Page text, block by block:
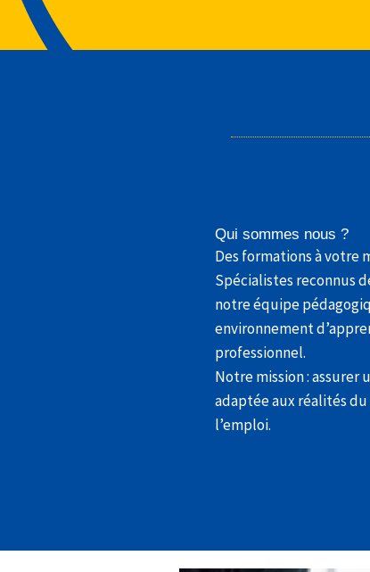
Qui sommes nous ?
Des formations à votre
Spécialistes reconnus
notre équipe
environnement
professionnel.
Notre mission : assurer
adaptée aux réalités
l’emploi.